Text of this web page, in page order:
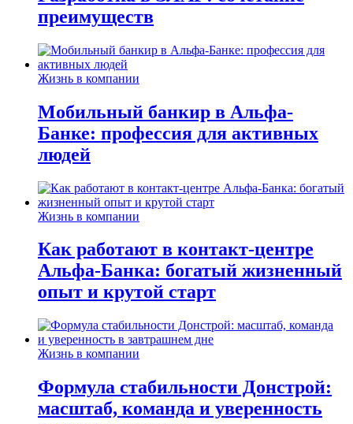
преимуществ
Жизнь в компании
Мобильный банкир в Альфа-
Банке: профессия для активных
людей
Жизнь в компании
Как работают в контакт-центре
Альфа-Банка: богатый жизненный
опыт и крутой старт
Жизнь в компании
Формула стабильности Донстрой:
масштаб, команда и уверенность